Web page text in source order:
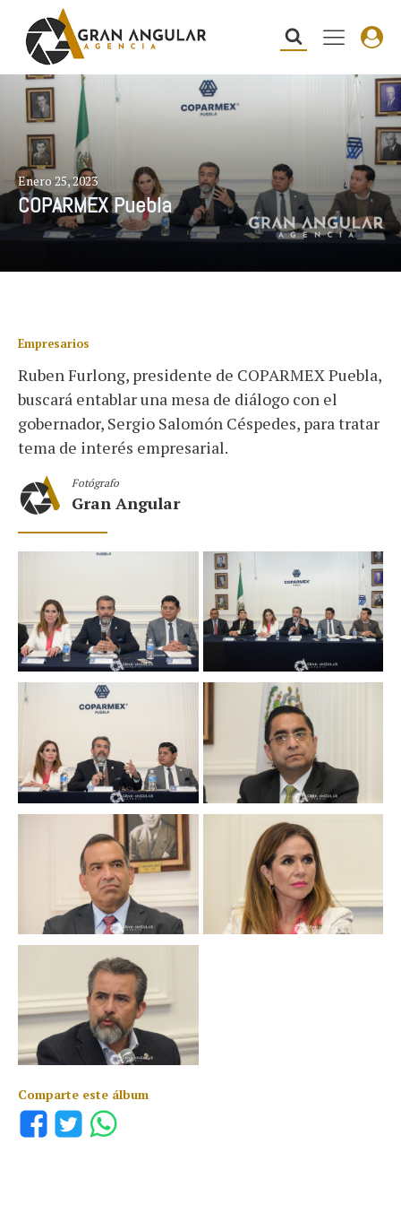
Enero 25, 2023
COPARMEX Puebla
Empresarios
Ruben Furlong, presidente de COPARMEX Puebla,
buscará entablar una mesa de diálogo con el
gobernador, Sergio Salomón Céspedes, para tratar
tema de interés empresarial.
Fotógrafo
Gran Angular
Comparte este álbum